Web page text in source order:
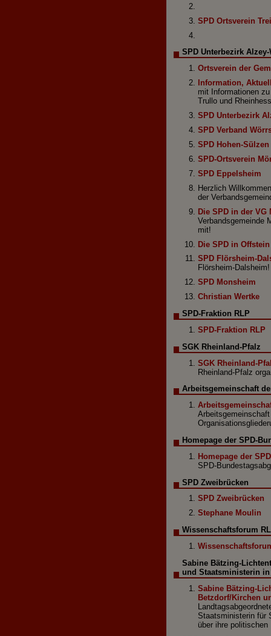
SPD Ortsverein
SPD Unterbezirk
Ortsverein der
Information,
mit Informationen
Trullo und
SPD Unterbezirk
SPD Verband
SPD Hohen-Sülzen
SPD-Ortsverein
SPD Eppelsheim
Herzlich
der
Die SPD in der VG
Verbandsgemeinde
mit!
Die SPD in Offstein
SPD Flörsheim-
Flörsheim-Dalsheim!
SPD Monsheim
Christian Wertke
SPD-Fraktion RLP
SPD-Fraktion RLP
SGK Rheinland-Pfalz
SGK Rheinland-
Rheinland-Pfalz
Arbeitsgemeinschaft
Homepage der SPD-
Homepage der
SPD-
SPD Zweibrücken
SPD Zweibrücken
Stephane Moulin
Wissenschaftsforum
Sabine Bätzing-
und Staatsministerin
Sabine Bätzing-
Betzdorf/Kirchen
Staatsministerin für
über ihre